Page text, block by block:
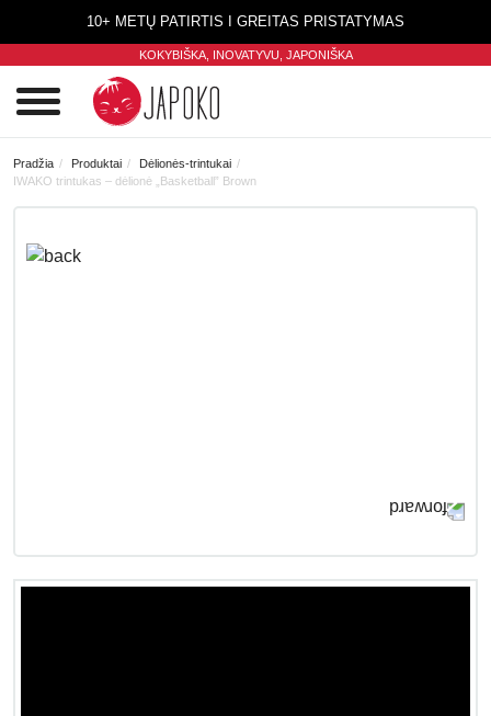
10+ METŲ PATIRTIS I GREITAS PRISTATYMAS
KOKYBIŠKA, INOVATYVU, JAPONIŠKA
Pradžia Produktai
Dėlionės-trintukai
IWAKO trintukas – dėlionė „Basketball” Brown